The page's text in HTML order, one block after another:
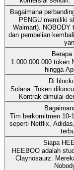
Bagaimana
PENGU memiliki
Walmart). NOBODY
dan pembelian
1.000.000.000 token
hingga
Di
Solana. Token
Kontrak dimulai
Tim berkomitmen 10-
seperti Netflix,
Siapa
HEEBOO adalah
Claynosaurz.